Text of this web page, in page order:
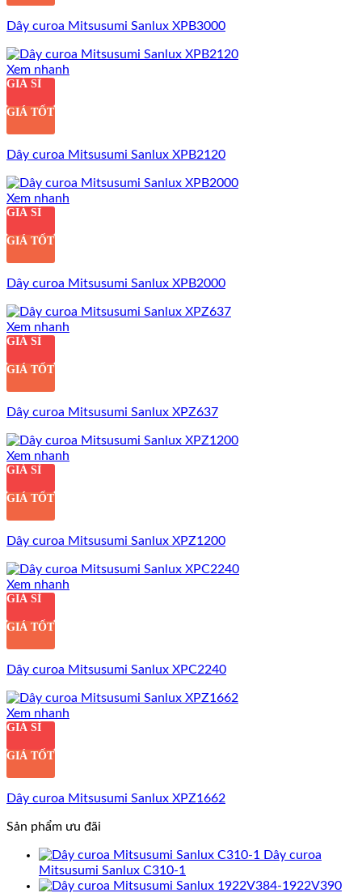
Dây curoa Mitsusumi Sanlux XPB3000
Xem nhanh
GIÁ SỈ
GIÁ TỐT
Dây curoa Mitsusumi Sanlux XPB2120
Xem nhanh
GIÁ SỈ
GIÁ TỐT
Dây curoa Mitsusumi Sanlux XPB2000
Xem nhanh
GIÁ SỈ
GIÁ TỐT
Dây curoa Mitsusumi Sanlux XPZ637
Xem nhanh
GIÁ SỈ
GIÁ TỐT
Dây curoa Mitsusumi Sanlux XPZ1200
Xem nhanh
GIÁ SỈ
GIÁ TỐT
Dây curoa Mitsusumi Sanlux XPC2240
Xem nhanh
GIÁ SỈ
GIÁ TỐT
Dây curoa Mitsusumi Sanlux XPZ1662
Sản phẩm ưu đãi
Dây curoa
Mitsusumi Sanlux C310-1